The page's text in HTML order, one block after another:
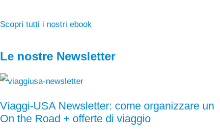
Scopri tutti i nostri ebook
Le nostre Newsletter
Viaggi-USA Newsletter: come organizzare un
On the Road + offerte di viaggio